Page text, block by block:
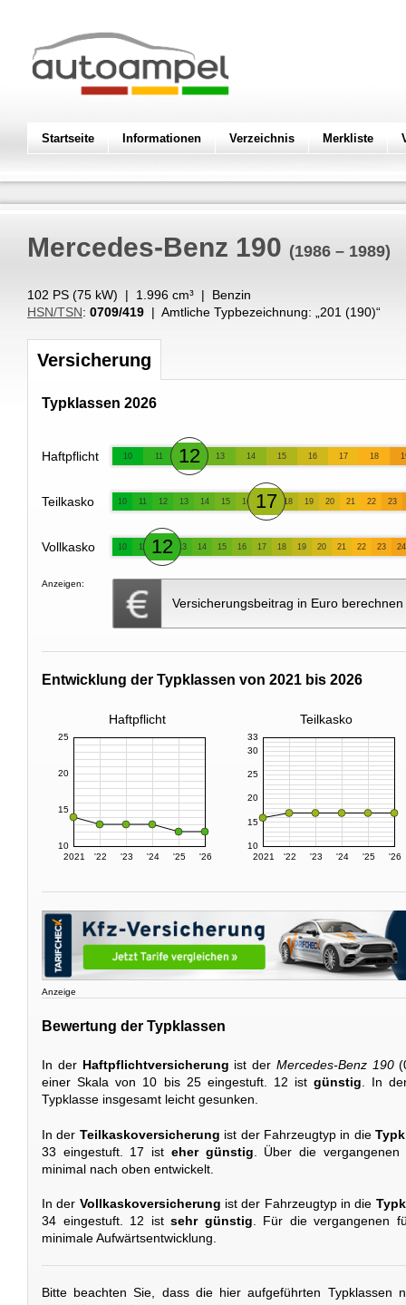
Startseite Informationen Verzeichnis Merkliste
Mercedes-Benz 190 (1986 – 1989)
102 PS (75 kW) | 1.996 cm³ | Benzin
HSN/TSN: 0709/419 | Amtliche Typbezeichnung: „ 201 (190)“
Versicherung
Typklassen 2026
Haftpflicht 10 11 12 13 14 15 16 17 18
Teilkasko 10 11 12 13 14 15 16 17 18 19 20 21 22 23
Vollkasko 10 11 12 13 14 15 16 17 18 19 20 21 22 23 24
Anzeigen:
Versicherungsbeitrag in Euro berechnen
Entwicklung der Typklassen von 2021 bis 2026
Haftpflicht Teilkasko
2021 '22 '23 '24 '25 '26
10
15
20
25
2021 '22 '23 '24 '25 '26
10
15
20
25
30
33
Anzeige
Bewertung der Typklassen
In der Haftpflichtversicherung ist der Mercedes-Benz 190
einer Skala von 10 bis 25 eingestuft. 12 istgünstig . In
Typklasse insgesamt leicht gesunken.
In der Teilkaskoversicherung ist der Fahrzeugtyp in die
33 eingestuft. 17 ist eher günstig . Über die
minimal nach oben entwickelt.
In der Vollkaskoversicherung ist der Fahrzeugtyp in die
34 eingestuft. 12 ist sehr günstig. Für die vergangenen
minimale Aufwärtsentwicklung.
Bitte beachten Sie, dass die hier aufgeführten Typklassen